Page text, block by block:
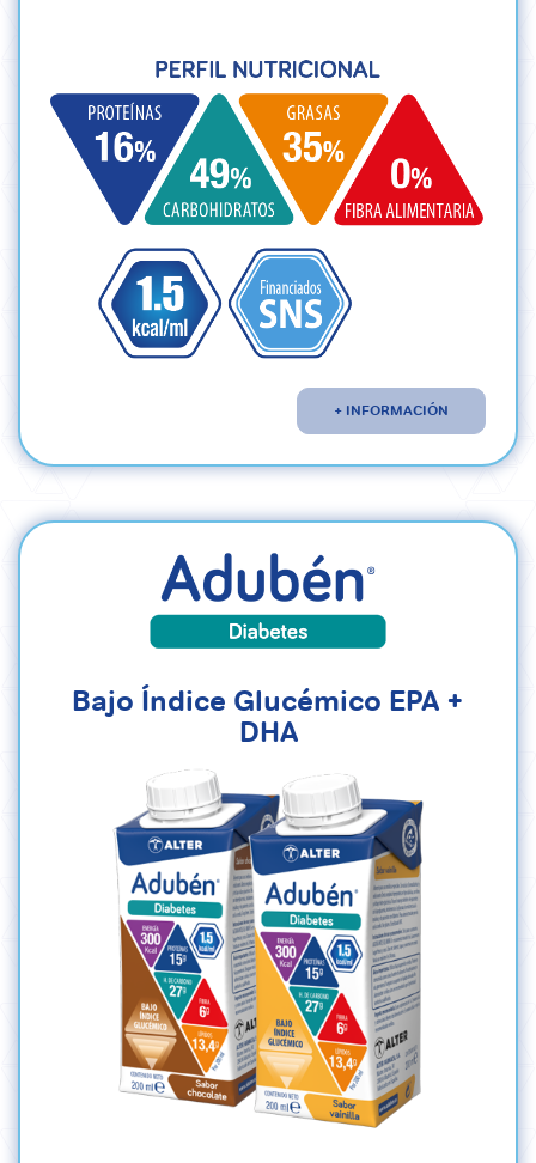
+ INFORMACIÓN
Bajo Índice Glucémico EPA +
DHA